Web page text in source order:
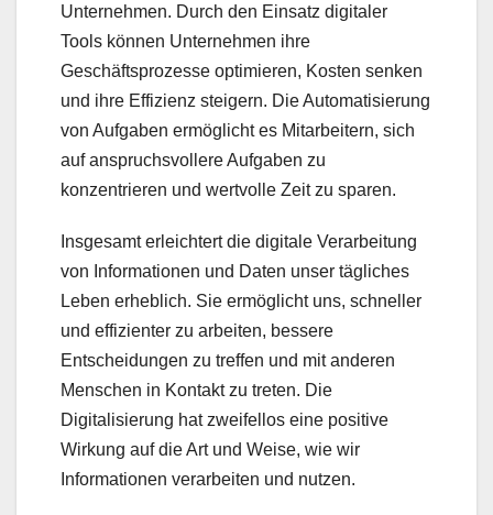
Unternehmen. Durch den Einsatz digitaler
Tools können Unternehmen ihre
Geschäftsprozesse optimieren, Kosten senken
und ihre Effizienz steigern. Die Automatisierung
von Aufgaben ermöglicht es Mitarbeitern, sich
auf anspruchsvollere Aufgaben zu
konzentrieren und wertvolle Zeit zu sparen.
Insgesamt erleichtert die digitale Verarbeitung
von Informationen und Daten unser tägliches
Leben erheblich. Sie ermöglicht uns, schneller
und effizienter zu arbeiten, bessere
Entscheidungen zu treffen und mit anderen
Menschen in Kontakt zu treten. Die
Digitalisierung hat zweifellos eine positive
Wirkung auf die Art und Weise, wie wir
Informationen verarbeiten und nutzen.